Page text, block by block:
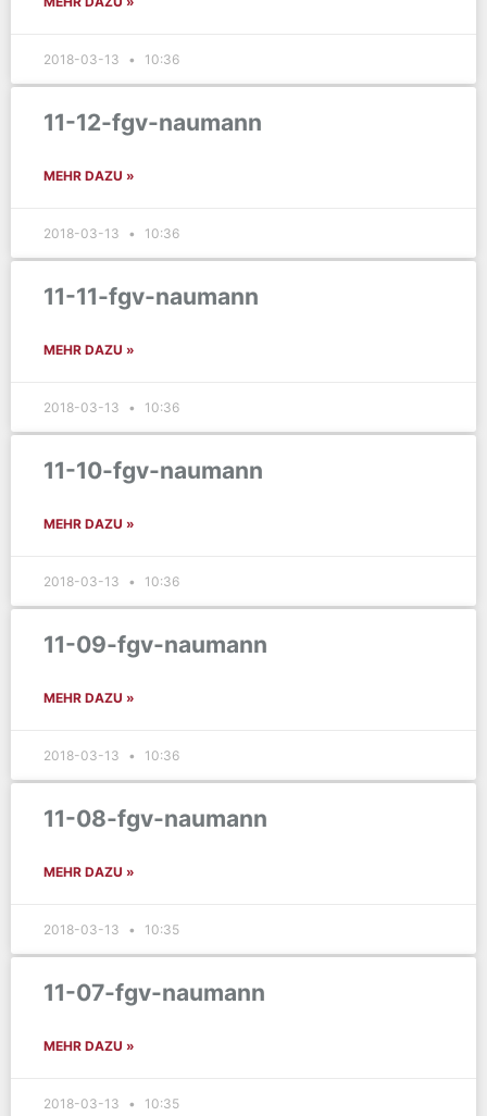
2018-03-13 10:36
11-12-fgv-naumann
MEHR DAZU »
2018-03-13 10:36
11-11-fgv-naumann
MEHR DAZU »
2018-03-13 10:36
11-10-fgv-naumann
MEHR DAZU »
2018-03-13 10:36
11-09-fgv-naumann
MEHR DAZU »
2018-03-13 10:36
11-08-fgv-naumann
MEHR DAZU »
2018-03-13 10:35
11-07-fgv-naumann
MEHR DAZU »
2018-03-13 10:35